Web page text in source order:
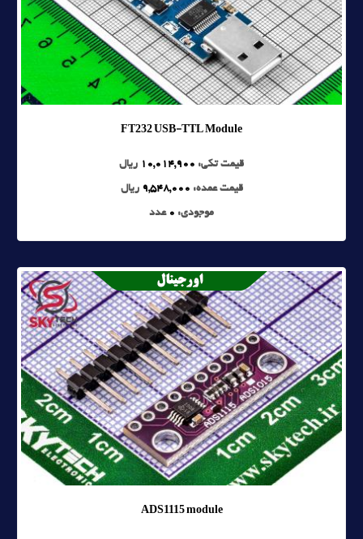
FT232 USB-TTL Module
قیمت تکی: 10,014,900 ریال
قیمت عمده: 9,548,000 ریال
موجودی: 0 عدد
ADS1115 module